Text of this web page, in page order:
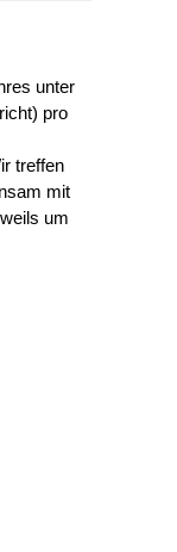
unter
pro
treffen
mit
um